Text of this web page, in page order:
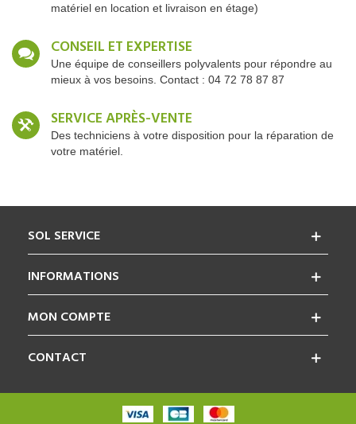
matériel en location et livraison en étage)
CONSEIL ET EXPERTISE
Une équipe de conseillers polyvalents pour répondre au
mieux à vos besoins. Contact : 04 72 78 87 87
SERVICE APRÈS-VENTE
Des techniciens à votre disposition pour la réparation de
votre matériel.
INFORMATIONS
MON COMPTE
SOL SERVICE
CONTACT